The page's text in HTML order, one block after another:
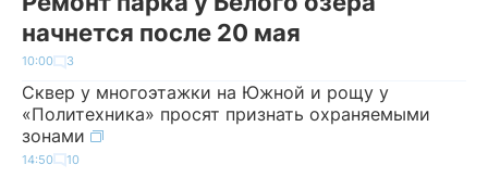
начнется после 20 мая
10:00 3
Сквер у многоэтажки на Южной и рощу у
«Политехника» просят признать охраняемыми
зонами
14:50 10